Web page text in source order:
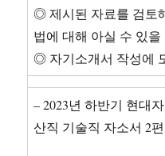
◎ 제시된 자료를 검토
법에 대해 아실 수 있을
◎ 자기소개서 작성에
– 2023년 하반기 현대
산직 기술직 자소서 2